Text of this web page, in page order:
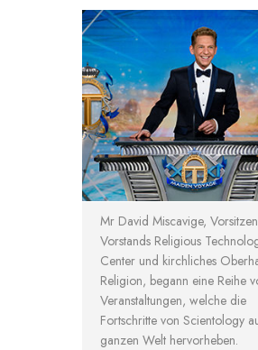
Mr David Miscavige,
Vorstands Religious
Center und kirchliches
Religion, begann eine Reihe
Veranstaltungen, welche die
Fortschritte von Scientology
ganzen Welt hervorheben.